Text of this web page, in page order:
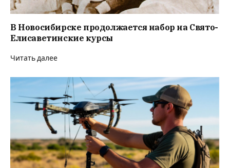
В Новосибирске продолжается набор на Свято-
Елисаветинские курсы
Читать далее